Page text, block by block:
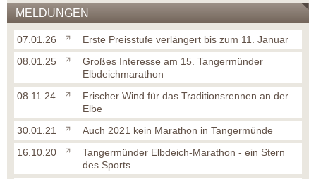
MELDUNGEN
07.01.26
Erste Preisstufe verlängert bis zum 11. Januar
08.01.25
Großes Interesse am 15. Tangermünder
Elbdeichmarathon
08.11.24
Frischer Wind für das Traditionsrennen an der
Elbe
30.01.21
Auch 2021 kein Marathon in Tangermünde
16.10.20
Tangermünder Elbdeich-Marathon - ein Stern
des Sports